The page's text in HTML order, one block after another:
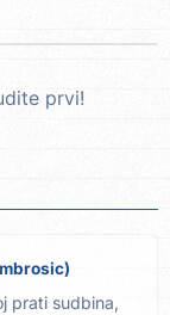
prvi!
prati sudbina,